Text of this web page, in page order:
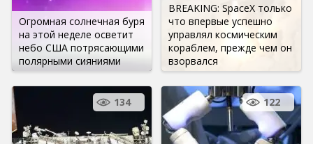
Огромная солнечная буря
на этой неделе осветит
небо США потрясающими
полярными сияниями
BREAKING: SpaceX только
что впервые успешно
управлял космическим
кораблем, прежде чем он
взорвался
134 122